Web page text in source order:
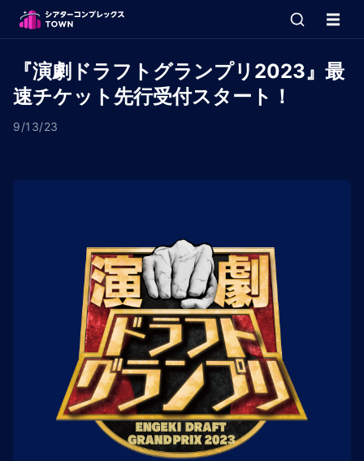
『演劇ドラフトグランプリ2023』最
速チケット先行受付スタート！
9/13/23